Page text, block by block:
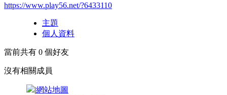
https://www.play56.net/?6433110
主題
個人資料
當前共有 0 個好友
沒有相關成員
|網站地圖